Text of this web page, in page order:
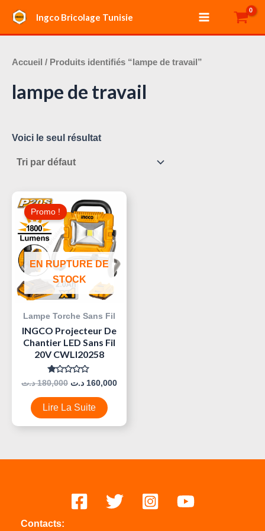
contenu
Ingco Bricolage Tunisie
Main
Menu
Accueil / Produits identifiés “lampe de travail”
lampe de travail
Voici le seul résultat
EN RUPTURE DE
STOCK
Promo !
Lampe Torche Sans Fil
INGCO Projecteur De
Chantier LED Sans Fil
20V CWLI20258
Note
0
Sur
5
180,000 د.ت
Prix
Initial
Était :
160,000 د.ت
Le
Lire La Suite
Contacts: